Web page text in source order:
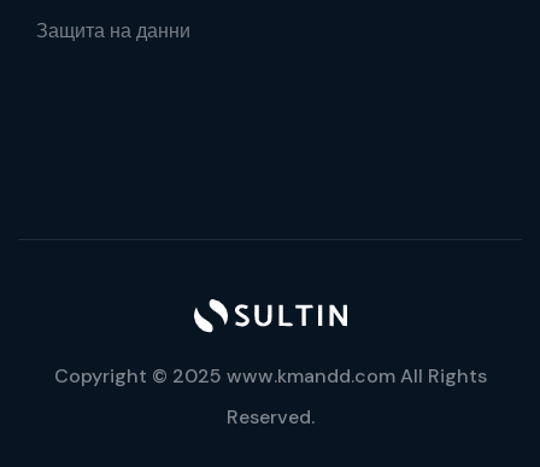
Защита на данни
Copyright © 2025 www.kmandd.com All Rights
Reserved.